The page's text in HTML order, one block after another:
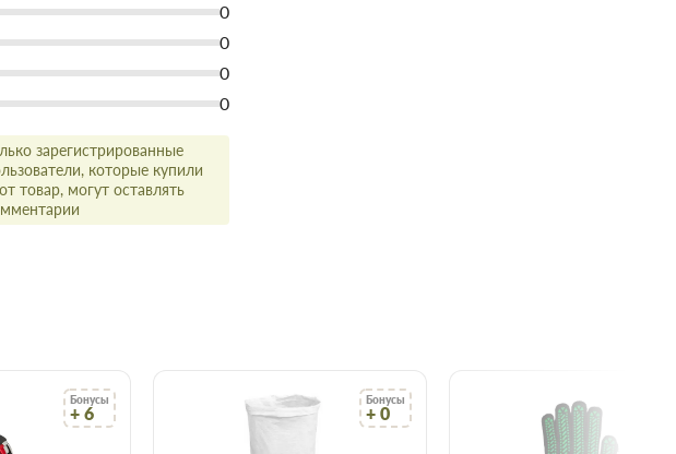
0
0
0
0
зарегистрированные
которые купили
товар, могут оставлять
Бонусы
+ 6
Бонусы
+ 0